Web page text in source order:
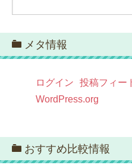
メタ情報
ログイン 投稿フィー
WordPress.org
おすすめ比較情報